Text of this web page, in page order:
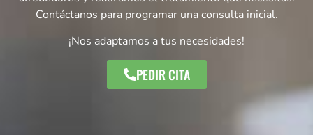
Contáctanos para programar una consulta inicial.
¡Nos adaptamos a tus necesidades!
PEDIR CITA